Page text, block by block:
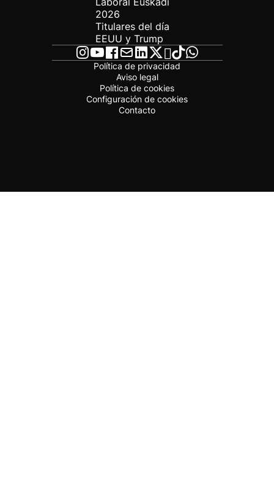
2026
Titulares del día
EEUU y Trump
Política de privacidad
Aviso legal
Política de cookies
Configuración de cookies
Contacto